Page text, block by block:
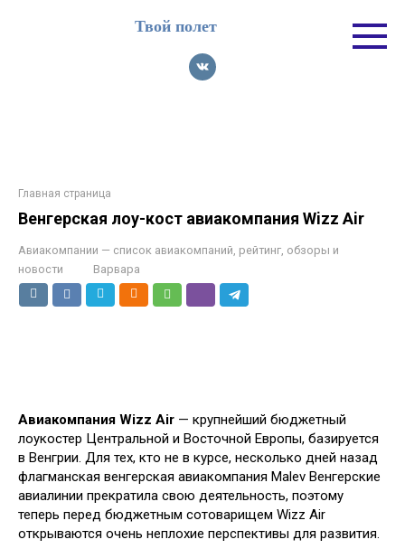
Твой полет
Главная страница
Венгерская лоу-кост авиакомпания Wizz Air
Авиакомпании — список авиакомпаний, рейтинг, обзоры и
новости
Варвара
Авиакомпания Wizz Air — крупнейший бюджетный
лоукостер Центральной и Восточной Европы, базируется
в Венгрии. Для тех, кто не в курсе, несколько дней назад
флагманская венгерская авиакомпания Malev Венгерские
авиалинии прекратила свою деятельность, поэтому
теперь перед бюджетным сотоварищем Wizz Air
открываются очень неплохие перспективы для развития.